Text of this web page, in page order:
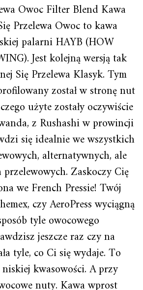
Owoc Filter Blend Kawa
Przelewa Owoc to kawa
palarni HAYB (HOW
Jest kolejną wersją tak
Się Przelewa Klasyk. Tym
został w stronę nut
użyte zostały oczywiście
z Rushashi w prowincji
się idealnie we wszystkich
alternatywnych, ale
przelewowych. Zaskoczy Cię
we French Pressie! Twój
czy AeroPress wyciągną
tyle owocowego
jeszcze raz czy na
tyle, co Ci się wydaje. To
kwasowości. A przy
nuty. Kawa wprost